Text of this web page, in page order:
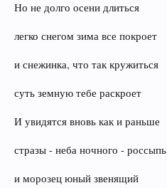
Но и в этой мороси серой
Всё на лучшее я уповаю,
Надо жить с надеждой и верой
Но не долго осени длиться
легко снегом зима все покроет
и снежинка, что так кружиться
суть земную тебе раскроет
И увидятся вновь как и раньше
стразы - неба ночного - россыпь
и морозец юный звенящий